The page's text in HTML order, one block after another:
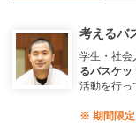
考えるバ
学生・社会
るバスケッ
活動を行っ
※ 期間限定